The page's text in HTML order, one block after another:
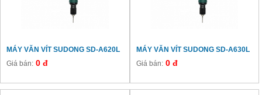
MÁY VĂN VÍT SUDONG SD-A620L
Giá bán: 0 đ
MÁY VĂN VÍT SUDONG SD-A630L
Giá bán:0 đ